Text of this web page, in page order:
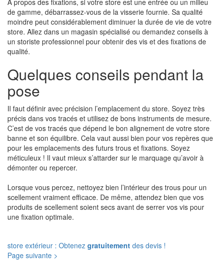
À propos des fixations, si votre store est une entrée ou un milieu
de gamme, débarrassez-vous de la visserie fournie. Sa qualité
moindre peut considérablement diminuer la durée de vie de votre
store. Allez dans un magasin spécialisé ou demandez conseils à
un storiste professionnel pour obtenir des vis et des fixations de
qualité.
Quelques conseils pendant la
pose
Il faut définir avec précision l’emplacement du store. Soyez très
précis dans vos tracés et utilisez de bons instruments de mesure.
C’est de vos tracés que dépend le bon alignement de votre store
banne et son équilibre. Cela vaut aussi bien pour vos repères que
pour les emplacements des futurs trous et fixations. Soyez
méticuleux ! Il vaut mieux s’attarder sur le marquage qu’avoir à
démonter ou repercer.
Lorsque vous percez, nettoyez bien l’intérieur des trous pour un
scellement vraiment efficace. De même, attendez bien que vos
produits de scellement soient secs avant de serrer vos vis pour
une fixation optimale.
store extérieur : Obtenez gratuitement des devis !
Page suivante >